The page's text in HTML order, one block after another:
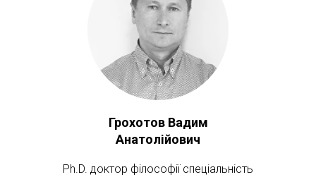
Грохотов Вадим
Анатолійович
Ph.D. доктор філософії спеціальність